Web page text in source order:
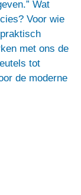
Wat
Voor wie
met ons de
tot
de moderne